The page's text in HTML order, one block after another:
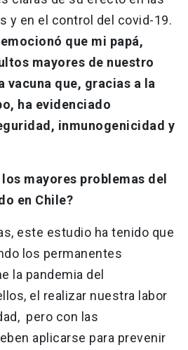
y en el control del covid-19.
que mi papá,
mayores de nuestro
vacuna que, gracias a la
ha evidenciado
inmunogenicidad y
mayores problemas del
en Chile?
este estudio ha tenido que
los permanentes
la pandemia del
el realizar nuestra labor
pero con las
aplicarse para prevenir